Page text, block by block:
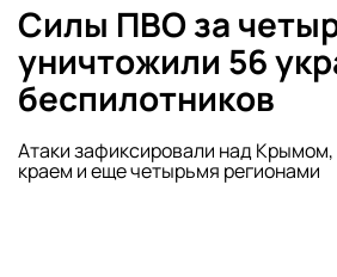
Силы ПВО за
уничтожили 56
беспилотников
Атаки зафиксировали над
краем и еще четырьмя регионами